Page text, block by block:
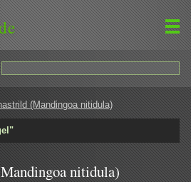
(Mandingoa nitidula)
nitidula)